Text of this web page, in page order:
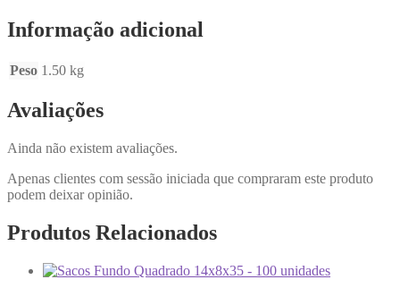
Informação adicional
Peso 1.50 kg
Avaliações
Ainda não existem avaliações.
Apenas clientes com sessão iniciada que compraram este produto
podem deixar opinião.
Produtos Relacionados